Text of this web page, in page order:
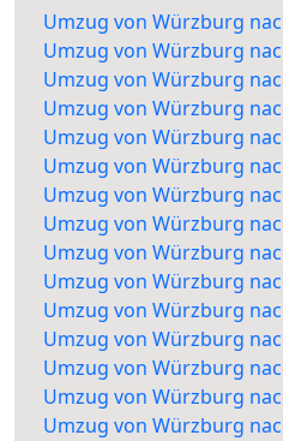
Umzug von Würzburg
Umzug von Würzburg
Umzug von Würzburg
Umzug von Würzburg
Umzug von Würzburg
Umzug von Würzburg
Umzug von Würzburg
Umzug von Würzburg
Umzug von Würzburg
Umzug von Würzburg
Umzug von Würzburg
Umzug von Würzburg
Umzug von Würzburg
Umzug von Würzburg
Umzug von Würzburg